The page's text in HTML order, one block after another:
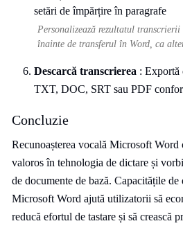
Personalizează rezultatul
înainte de transferul în Word, ca
Descarcă transcrierea : Exportă
TXT, DOC, SRT sau PDF
Concluzie
Recunoașterea vocală Microsoft Word
valoros în tehnologia de dictare și
de documente de bază. Capacitățile
Microsoft Word ajută utilizatorii să
reducă efortul de tastare și să crească